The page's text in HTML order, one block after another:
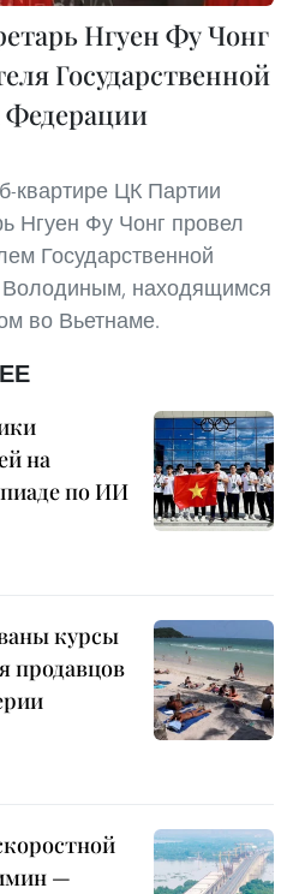
Нгуен Фу Чонг
Государственной
квартире ЦК Партии
Нгуен Фу Чонг провел
Государственной
находящимся
во Вьетнаме.
на
по ИИ
курсы
продавцов
—